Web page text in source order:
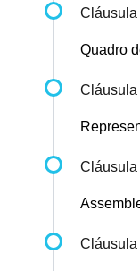
Cláusula
Quadro
Cláusula
Cláusula
Cláusula